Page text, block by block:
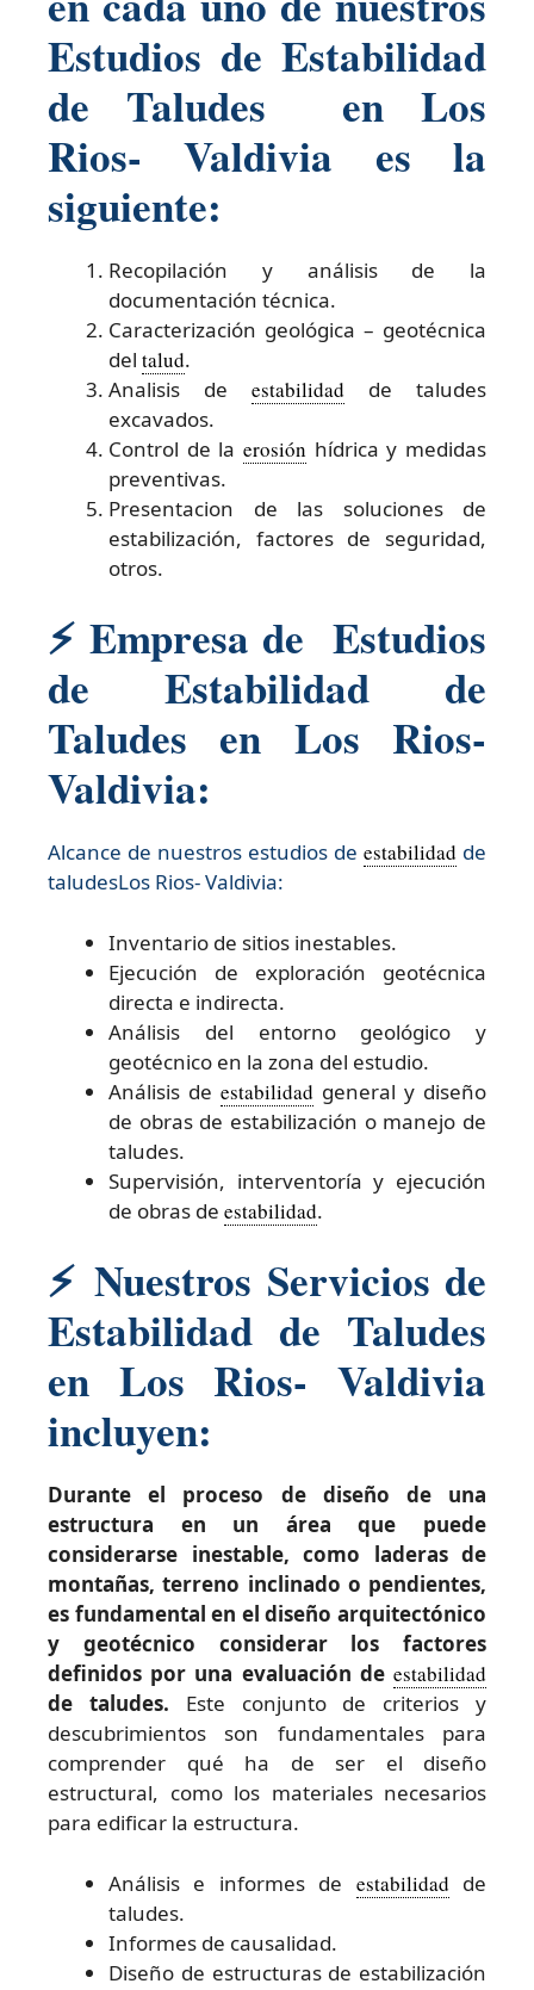
Estudios de Estabilidad
de Taludes en Los
Rios- Valdivia es la
siguiente:
Recopilación y análisis de la
documentación técnica.
Caracterización geológica – geotécnica
del talud.
Analisis de estabilidad de taludes
excavados.
Control de la erosión hídrica y medidas
preventivas.
Presentacion de las soluciones de
estabilización, factores de seguridad,
otros.
⚡ Empresa de Estudios
de Estabilidad de
Taludes en Los Rios-
Valdivia:
Alcance de nuestros estudios de estabilidad de
taludesLos Rios- Valdivia:​
Inventario de sitios inestables.
Ejecución de exploración geotécnica
directa e indirecta.
Análisis del entorno geológico y
geotécnico en la zona del estudio.
Análisis de estabilidad general y diseño
de obras de estabilización o manejo de
taludes.
Supervisión, interventoría y ejecución
de obras de estabilidad.
⚡ Nuestros Servicios de
Estabilidad de Taludes
en Los Rios- Valdivia
incluyen:
Durante el proceso de diseño de una
estructura en un área que puede
considerarse inestable, como laderas de
montañas, terreno inclinado o pendientes,
es fundamental en el diseño arquitectónico
y geotécnico considerar los factores
definidos por una evaluación de estabilidad
de taludes. Este conjunto de criterios y
descubrimientos son fundamentales para
comprender qué ha de ser el diseño
estructural, como los materiales necesarios
para edificar la estructura.
Análisis e informes de estabilidad de
taludes.
Informes de causalidad.
Diseño de estructuras de estabilización